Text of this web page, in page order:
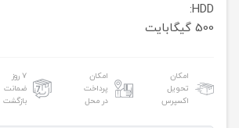
HDD:
500 گیگابایت
امکان
تحویل
اکسپرس
امکان
پرداخت
در محل
۷ روز
ضمانت
بازگشت